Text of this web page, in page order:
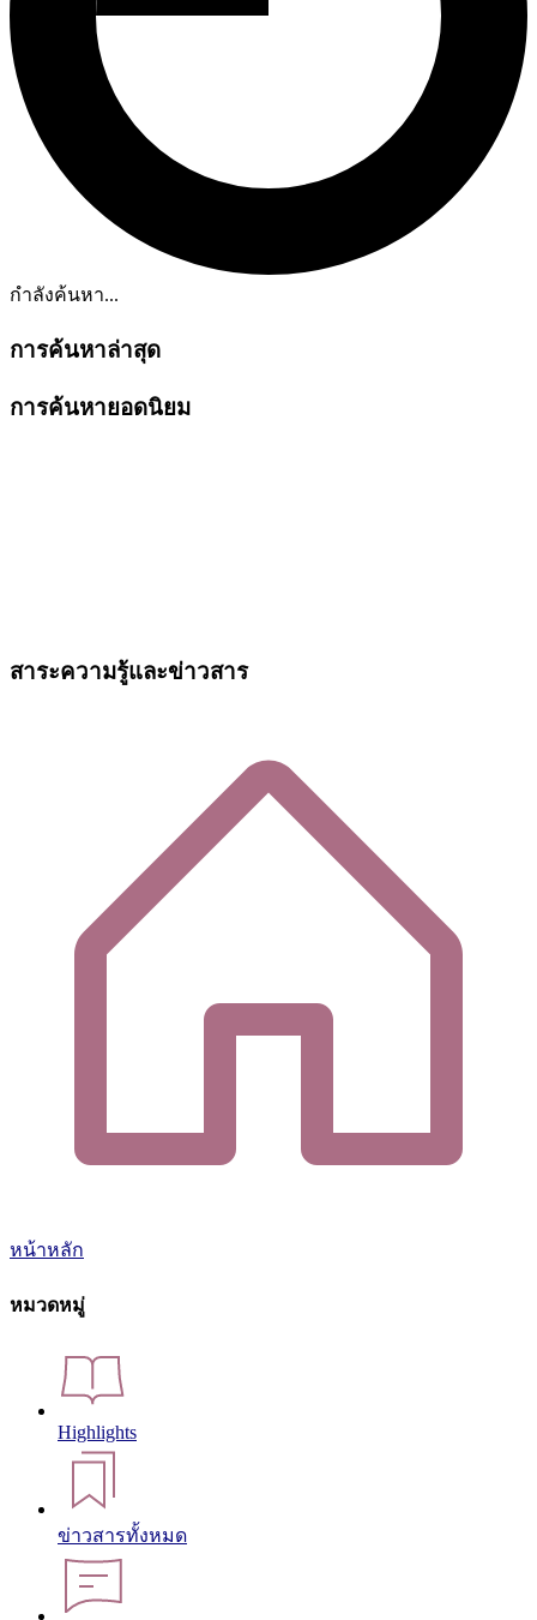
กำลังค้นหา...
การค้นหาล่าสุด
การค้นหายอดนิยม
สาระความรู้และข่าวสาร
หน้าหลัก
หมวดหมู่
Highlights
ข่าวสารทั้งหมด